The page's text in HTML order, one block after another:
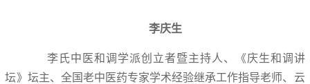
李庆生
李氏中医和调学派创立者暨主持人、《庆生和调讲
坛》坛主、全国老中医药专家学术经验继承工作指导老师、云